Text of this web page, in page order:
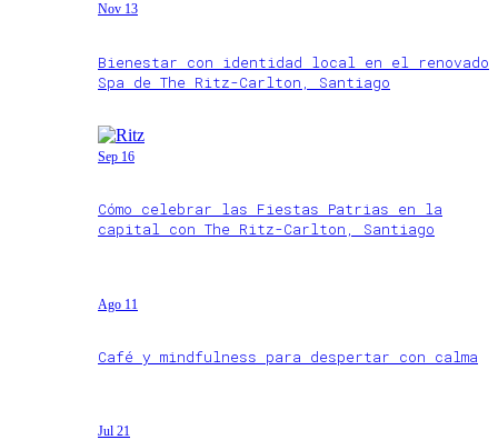
Nov 13
Bienestar con identidad local en el renovado
Spa de The Ritz-Carlton, Santiago
Sep 16
Cómo celebrar las Fiestas Patrias en la
capital con The Ritz-Carlton, Santiago
Ago 11
Café y mindfulness para despertar con calma
Jul 21